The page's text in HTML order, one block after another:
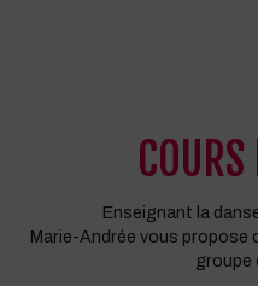
COURS
Enseignant la
Marie-Andrée vous propose
groupe